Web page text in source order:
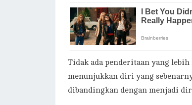
Tidak ada penderitaan yang
menunjukkan diri yang
dibandingkan dengan menjadi